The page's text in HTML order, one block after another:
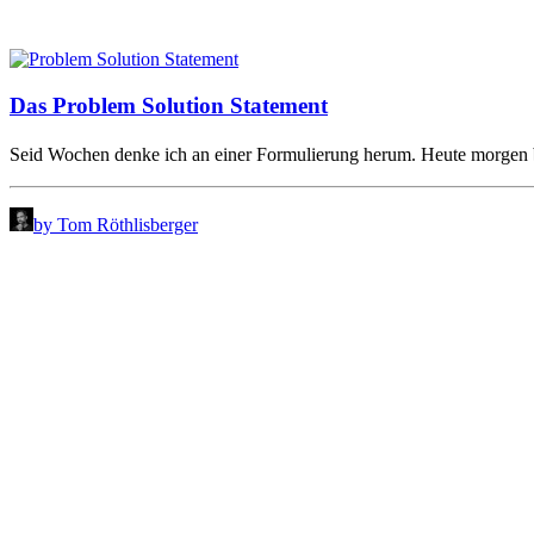
Das Problem Solution Statement
Seid Wochen denke ich an einer Formulierung herum. Heute
by Tom Röthlisberger